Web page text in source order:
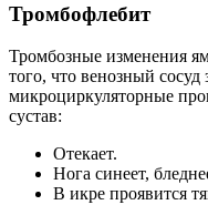
Тромбофлебит
Тромбозные изменения
того, что венозный сосуд
микроциркуляторные
сустав:
Отекает.
Нога синеет,
В икре проявится